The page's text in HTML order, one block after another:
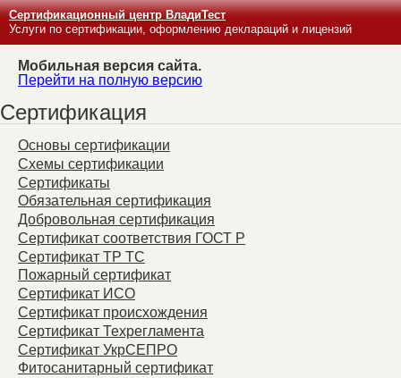
Сертификационный центр ВладиТест
Услуги по сертификации, оформлению деклараций и лицензий
Мобильная версия сайта.
Перейти на полную версию
Сертификация
Основы сертификации
Схемы сертификации
Сертификаты
Обязательная сертификация
Добровольная сертификация
Сертификат соответствия ГОСТ Р
Сертификат ТР ТС
Пожарный сертификат
Сертификат ИСО
Сертификат происхождения
Сертификат Техрегламента
Сертификат УкрСЕПРО
Фитосанитарный сертификат